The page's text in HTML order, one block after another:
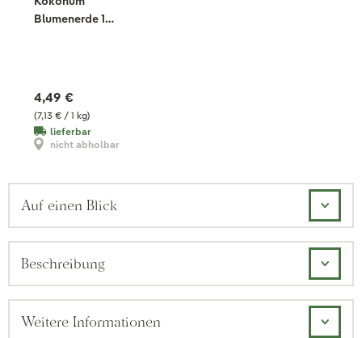
Blumenerde 1
(7,13 € / 1 kg)
4,49 €
lieferbar
nicht abholbar
Auf einen Blick
Beschreibung
Weitere Informationen